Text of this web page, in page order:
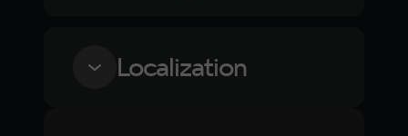
MinimumLocalization